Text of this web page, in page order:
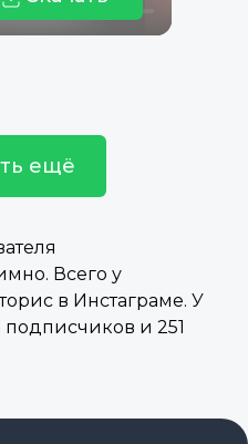
ещё
Всего у
в Инстаграме. У
и 251